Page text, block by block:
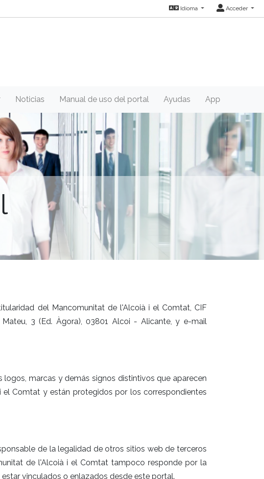
Idioma Acceder
Noticias Manual de uso del portal Ayudas App
del Mancomunitat de l'Alcoià i el Comtat, CIF
3 (Ed. Àgora), 03801 Alcoi - Alicante, y e-mail
marcas y demás signos distintivos que aparecen
Comtat y están protegidos por los correspondientes
de la legalidad de otros sitios web de terceros
de l'Alcoià i el Comtat tampoco responde por la
vinculados o enlazados desde este portal.